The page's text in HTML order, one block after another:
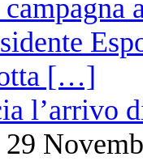
l’arrivo